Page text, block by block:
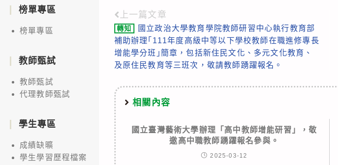
Read
more
articles
上一篇文章
轉知
國立政治大學教育學院教師研習中心執行教育部
補助辦理｢111年度高級中等以下學校教師在職進修專長
增能學分班｣簡章，包括新住民文化、多元文化教育、
及原住民教育等三班次，敬請教師踴躍報名。
相關內容
國立臺灣藝術大學辦理「高中教師增能研習」，敬
邀高中職教師踴躍報名參與。
2025-03-12
榜單專區
榜單專區
教師甄試
教師甄試
代理教師甄試
學生專區
成績缺曠
學生學習歷程檔案